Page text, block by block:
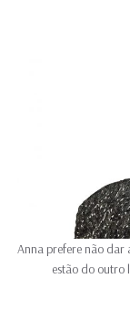
Anna prefere não dar
estão do outro